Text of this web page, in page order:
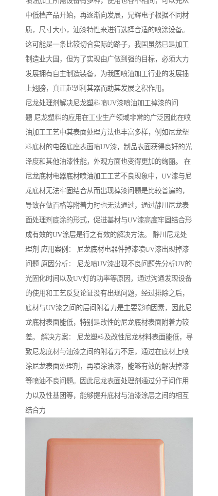
中低档产品开始，再逐渐向发展，兄辉电子根据不同材
质，尺寸大小，油漆特性来进行选择合适的喷涂设备。
这可能是一条比较切合实际的路子，我国虽然已是加工
制造业大国，但为了实现由广做到强的目标，必须大力
发展拥有自主制造装备，为我国喷油加工行业的发展插
上翅膀，真正起到利其器而助其发展之积作用。
尼龙处理剂解决尼龙塑料喷UV漆喷油加工掉漆的问
题 尼龙塑料的应用在工业生产领域非常的广泛因此在喷
油加工工艺中其表面处理方法也丰富多样，例如尼龙塑
料底材的电器底座表面喷UV漆，制品表面获得良好的光
泽度和其他油漆性能，外观方面也变得更加的绚丽。 在
尼龙底材电器底材喷油加工工艺不良现象中，UV漆与尼
龙底材无法牢固结合从而出现掉漆问题是比较普遍的，
导致在做百格等附着力时也无法通过，通过静川尼龙表
面处理剂底涂的形式，促进基材与UV漆高度牢固结合形
成有效的UV涂层是行之有效的解决方法。 静川尼龙处
理剂 应用案例： 尼龙底材电器件掉漆喷UV漆出现掉漆
问题 原因分析： 尼龙喷UV漆出现不良问题先分析UV的
光固化时间以及UV灯的功率等原因，通过沟通发现设备
的使用和工艺反复论证没有出现问题，经过排除之后，
底材与UV漆之间的层间附着力是主要影响因素，因此尼
龙底材表面能低，特别是改性的尼龙底材表面附着力较
差。 解决方案： 尼龙塑料及改性尼龙材料表面能低，导
致尼龙底材与油漆之间的附着力不足，通过在底材上喷
涂尼龙表面处理剂，再喷涂油漆，能够有效的解决掉漆
等喷油不良问题。因此尼龙表面处理剂通过分子间作用
力以及性基团等，能够提升底材与油漆涂层之间的相互
结合力